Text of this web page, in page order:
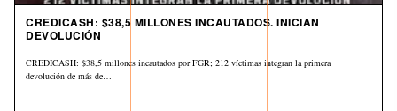
CREDICASH: $38,5 MILLONES INCAUTADOS. INICIAN
DEVOLUCIÓN
CREDICASH: $38,5 millones incautados por FGR; 212 víctimas integran la primera
devolución de más de…